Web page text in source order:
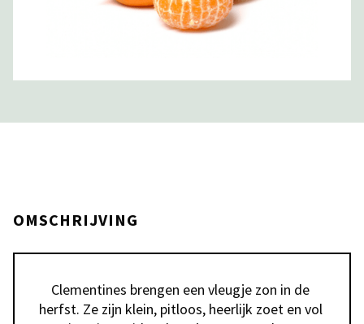
OMSCHRIJVING
Clementines brengen een vleugje zon in de
herfst. Ze zijn klein, pitloos, heerlijk zoet en vol